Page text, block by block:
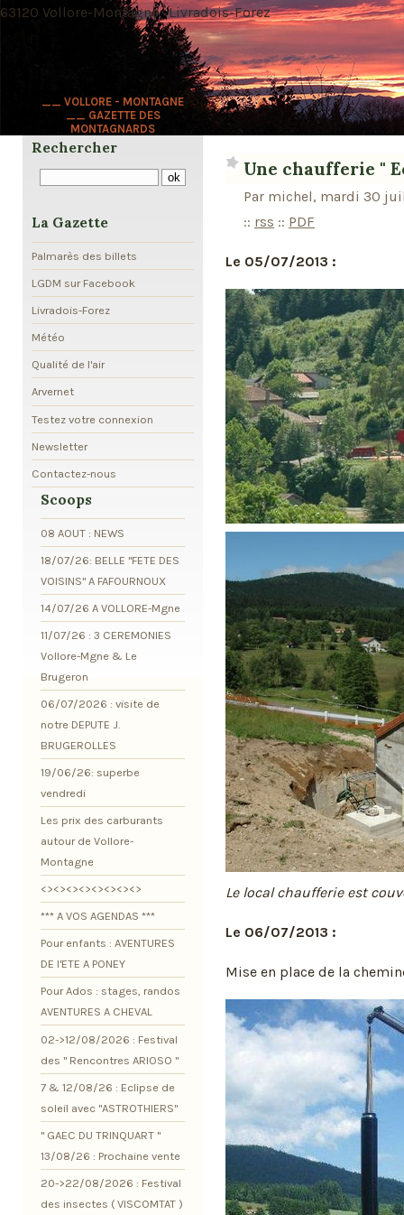
__ VOLLORE - MONTAGNE
__ GAZETTE DES
MONTAGNARDS
63120 Vollore-Montagne · Livradois-Forez
Une chaufferie "
Par michel, mardi 30
:: rss :: PDF
Le 05/07/2013 :
Le local chaufferie est
Le 06/07/2013 :
Mise en place de la
Rechercher
La Gazette
Palmarès des billets
LGDM sur Facebook
Livradois-Forez
Météo
Qualité de l'air
Arvernet
Testez votre connexion
Newsletter
Contactez-nous
Scoops
08 AOUT : NEWS
18/07/26: BELLE "FETE DES
VOISINS" A FAFOURNOUX
14/07/26 A VOLLORE-Mgne
11/07/26 : 3 CEREMONIES
Vollore-Mgne & Le
Brugeron
06/07/2026 : visite de
notre DEPUTE J.
BRUGEROLLES
19/06/26: superbe
vendredi
Les prix des carburants
autour de Vollore-
Montagne
<><><><><><><><>
*** A VOS AGENDAS ***
Pour enfants : AVENTURES
DE l'ETE A PONEY
Pour Ados : stages, randos
AVENTURES A CHEVAL
02->12/08/2026 : Festival
des " Rencontres ARIOSO "
7 & 12/08/26 : Eclipse de
soleil avec "ASTROTHIERS"
" GAEC DU TRINQUART "
13/08/26 : Prochaine vente
20->22/08/2026 : Festival
des insectes ( VISCOMTAT )